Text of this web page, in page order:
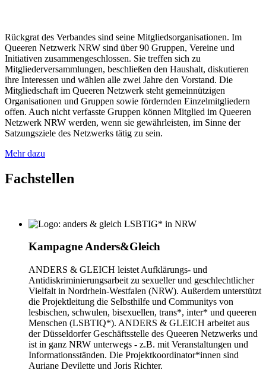
Rückgrat des Verbandes sind seine Mitgliedsorganisationen. Im
Queeren Netzwerk NRW sind über 90 Gruppen, Vereine und
Initiativen zusammengeschlossen. Sie treffen sich zu
Mitgliederversammlungen, beschließen den Haushalt, diskutieren
ihre Interessen und wählen alle zwei Jahre den Vorstand. Die
Mitgliedschaft im Queeren Netzwerk steht gemeinnützigen
Organisationen und Gruppen sowie fördernden Einzelmitgliedern
offen. Auch nicht verfasste Gruppen können Mitglied im Queeren
Netzwerk NRW werden, wenn sie gewährleisten, im Sinne der
Satzungsziele des Netzwerks tätig zu sein.
Mehr dazu
Fachstellen
Kampagne Anders&Gleich
ANDERS & GLEICH leistet Aufklärungs- und
Antidiskriminierungsarbeit zu sexueller und geschlechtlicher
Vielfalt in Nordrhein-Westfalen (NRW). Außerdem unterstützt
die Projektleitung die Selbsthilfe und Communitys von
lesbischen, schwulen, bisexuellen, trans*, inter* und queeren
Menschen (LSBTIQ*). ANDERS & GLEICH arbeitet aus
der Düsseldorfer Geschäftsstelle des Queeren Netzwerks und
ist in ganz NRW unterwegs - z.B. mit Veranstaltungen und
Informationsständen. Die Projektkoordinator*innen sind
Auriane Devilette und Joris Richter.